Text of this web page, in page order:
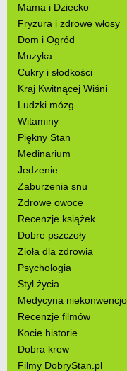
Mama i Dziecko
Fryzura i zdrowe włosy
Dom i Ogród
Muzyka
Cukry i słodkości
Kraj Kwitnącej Wiśni
Ludzki mózg
Witaminy
Piękny Stan
Medinarium
Jedzenie
Zaburzenia snu
Zdrowe owoce
Recenzje książek
Dobre pszczoły
Zioła dla zdrowia
Psychologia
Styl życia
Medycyna
Recenzje filmów
Kocie historie
Dobra krew
Filmy DobryStan.pl